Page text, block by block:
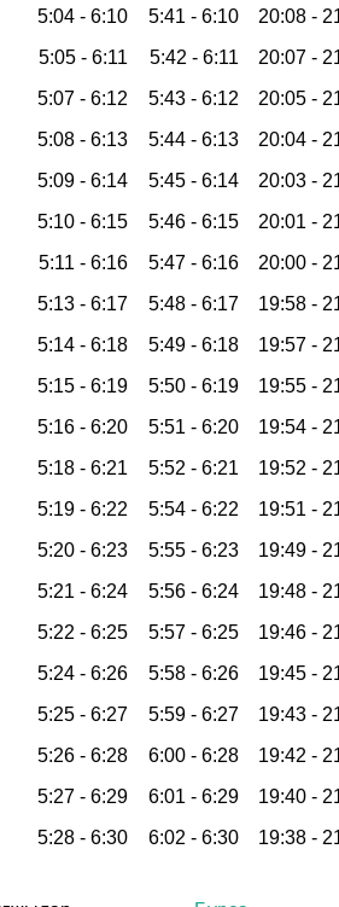
5:04 - 6:10 5:41 - 6:10 20:08 -
5:05 - 6:11 5:42 - 6:11 20:07 -
5:07 - 6:12 5:43 - 6:12 20:05 -
5:08 - 6:13 5:44 - 6:13 20:04 -
5:09 - 6:14 5:45 - 6:14 20:03 -
5:10 - 6:15 5:46 - 6:15 20:01 -
5:11 - 6:16 5:47 - 6:16 20:00 -
5:13 - 6:17 5:48 - 6:17 19:58 -
5:14 - 6:18 5:49 - 6:18 19:57 -
5:15 - 6:19 5:50 - 6:19 19:55 -
5:16 - 6:20 5:51 - 6:20 19:54 -
5:18 - 6:21 5:52 - 6:21 19:52 -
5:19 - 6:22 5:54 - 6:22 19:51 -
5:20 - 6:23 5:55 - 6:23 19:49 -
5:21 - 6:24 5:56 - 6:24 19:48 -
5:22 - 6:25 5:57 - 6:25 19:46 -
5:24 - 6:26 5:58 - 6:26 19:45 -
5:25 - 6:27 5:59 - 6:27 19:43 -
5:26 - 6:28 6:00 - 6:28 19:42 -
5:27 - 6:29 6:01 - 6:29 19:40 -
5:28 - 6:30 6:02 - 6:30 19:38 -